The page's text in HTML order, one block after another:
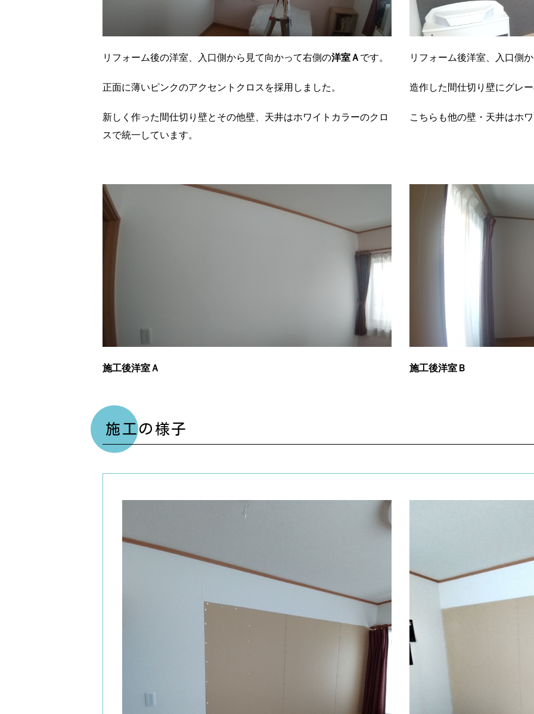
リフォーム後の洋室、入口側から見て向かって右側の洋室Ａ です。
正面に薄いピンクのアクセントクロスを採用しました。
新しく作った間仕切り壁とその他壁、天井はホワイトカラーのクロ
スで統一しています。
リフォーム後洋室、入口側
造作した間仕切り壁にグレ
こちらも他の壁・天井はホ
施工後洋室Ａ 施工後洋室Ｂ
施工の様子